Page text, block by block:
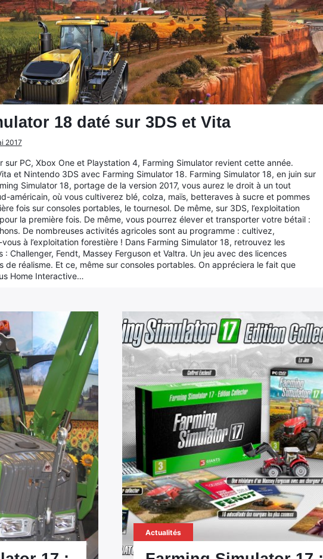
18 daté sur 3DS et Vita
2017
sur PC, Xbox One et Playstation 4, Farming Simulator revient cette année.
et Nintendo 3DS avec Farming Simulator 18. Farming Simulator 18, en juin sur
Simulator 18, portage de la version 2017, vous aurez le droit à un tout
américain, où vous cultiverez blé, colza, maïs, betteraves à sucre et pommes
fois sur consoles portables, le tournesol. De même, sur 3DS, l’exploitation
la première fois. De même, vous pourrez élever et transporter votre bétail :
De nombreuses activités agricoles sont au programme : cultivez,
à l’exploitation forestière ! Dans Farming Simulator 18, retrouvez les
: Challenger, Fendt, Massey Ferguson et Valtra. Un jeu avec des licences
de réalisme. Et ce, même sur consoles portables. On appréciera le fait que
Home Interactive…
Actualités